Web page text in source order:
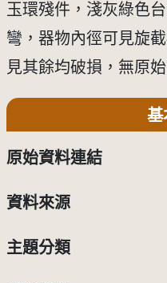
玉環殘件，淺灰綠色
彎，器物內徑可見旋
見其餘均破損，無原始
基
原始資料連結
資料來源
主題分類